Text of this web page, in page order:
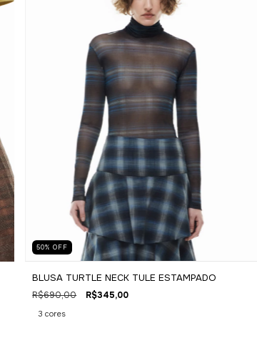
50%OFF
BLUSA TURTLE NECK TULE ESTAMPADO
R$690,00 R$345,00
3 cores